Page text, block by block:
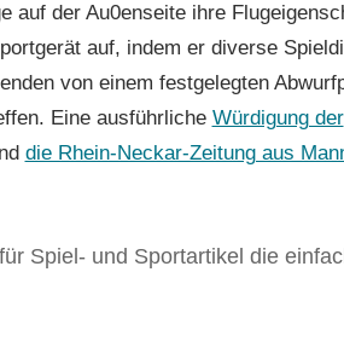
auf der Au0enseite ihre
auf, indem er diverse
von einem festgelegten
Eine ausführliche Würdigung der
die Rhein-Neckar-Zeitung aus
Spiel- und Sportartikel die